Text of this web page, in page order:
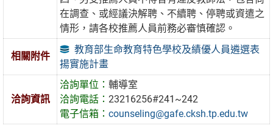
在調查、或經議決解聘、不續聘、停聘或資遣之
情形，請各校推薦人員前務必審慎確認。
相關附件
教育部生命教育特色學校及績優人員遴選表
揚實施計畫
洽詢資訊
洽詢單位：輔導室
洽詢電話：23216256#241~242
電子信箱：counseling@gafe.cksh.tp.edu.tw